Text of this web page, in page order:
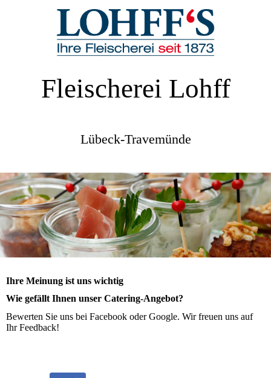
Fleischerei Lohff
Lübeck-Travemünde
Ihre Meinung ist uns wichtig
Wie gefällt Ihnen unser Catering-Angebot?
Bewerten Sie uns bei Facebook oder Google. Wir freuen uns auf
Ihr Feedback!